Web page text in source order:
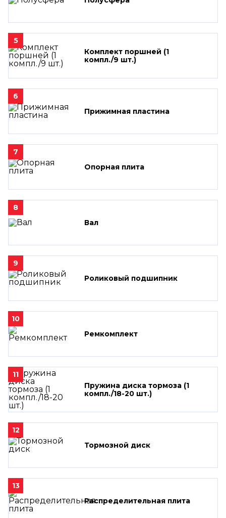
5
Комплект поршней (1
компл./9 шт.)
6
Прижимная пластина
7
Опорная плита
8
Вал
9
Роликовый подшипник
10
Ремкомплект
11
Пружина диска тормоза (1
компл./18-20 шт.)
12
Тормозной диск
13
Распределительная плита